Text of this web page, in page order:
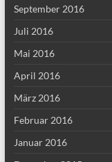
September 2016
Juli 2016
Mai 2016
April 2016
März 2016
Februar 2016
Januar 2016